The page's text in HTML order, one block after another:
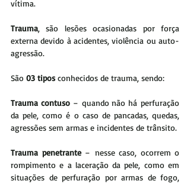
vítima.
Trauma, são lesões ocasionadas por força
externa devido à acidentes, violência ou auto-
agressão.
São 03 tipos conhecidos de trauma, sendo:
Trau​​ma contuso – quando não há perfuração
da pele, como é o caso de pancadas, ​quedas,
agressões sem armas e incidentes de trânsito.
Trauma ​​penetrante – nesse caso, ocorrem o
rompimento e a laceração da pele, como em
situações de perfuração por armas de fogo,